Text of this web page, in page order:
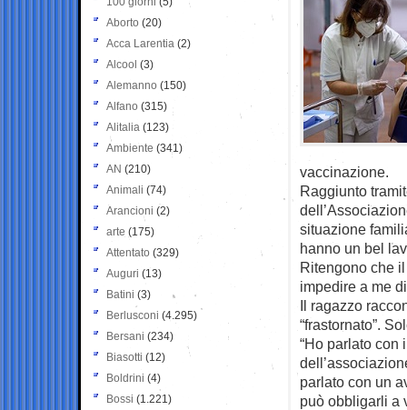
vaccinazione.
Raggiunto
situazione
hanno un bel
Ritengono che
impedire a me
Il ragazzo
“frastornato”.
“Ho parlato con
parlato con un
può obbligarli a
Aborto (20)
Acca Larentia (2)
Alcool (3)
Alemanno (150)
Alfano (315)
Alitalia (123)
Ambiente (341)
AN (210)
Animali (74)
Arancioni (2)
arte (175)
Attentato (329)
Auguri (13)
Batini (3)
Berlusconi (4.295)
Bersani (234)
Biasotti (12)
Boldrini (4)
Bossi (1.221)